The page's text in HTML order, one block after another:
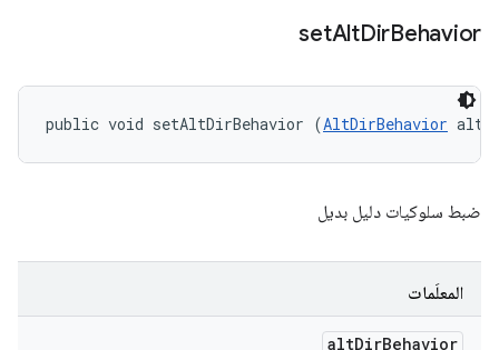
setAltDirBehavior
public void setAltDirBehavior (AltDirBehavior
ضبط سلوكيات دليل بديل
المعلَمات
altDirBehavior